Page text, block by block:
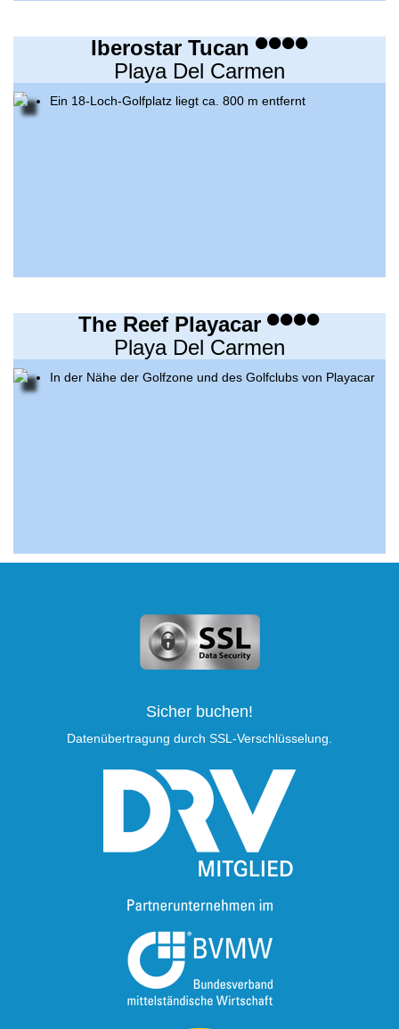
Iberostar Tucan
Playa Del Carmen
Ein 18-Loch-Golfplatz liegt ca. 800 m entfernt
The Reef Playacar
Playa Del Carmen
In der Nähe der Golfzone und des Golfclubs von Playacar
Sicher buchen!
Datenübertragung durch SSL-Verschlüsselung.